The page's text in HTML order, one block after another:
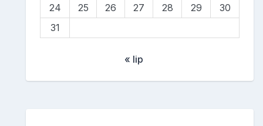
24
25 26 27 28 29
30
31
« lip